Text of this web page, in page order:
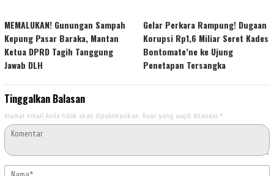
MEMALUKAN! Gunungan Sampah
Kepung Pasar Baraka, Mantan
Ketua DPRD Tagih Tanggung
Jawab DLH
Gelar Perkara Rampung! Dugaan
Korupsi Rp1,6 Miliar Seret Kades
Bontomate’ne ke Ujung
Penetapan Tersangka
Tinggalkan Balasan
Alamat email Anda tidak akan dipublikasikan. Ruas yang wajib ditandai *